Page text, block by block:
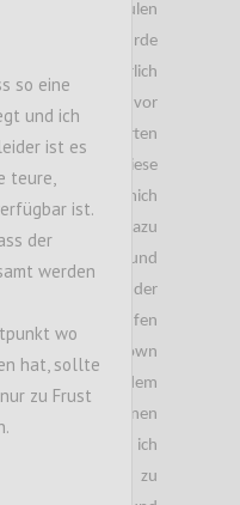
von Schulen
learning wurde
war dies körperlich
Zeit im Bett und vor
resultierten
im Rücken, diese
Also habe ich mich
dazu
Matratze und
des Bettes und der
Topper kaufen
jetzigen Lockdown
Shops nach dem
und auch den einen
reserviert und ich
Onlinewebsite zu
so eine
und ich
ist es
teure,
ist.
der
werden
wo
hat, sollte
zu Frust